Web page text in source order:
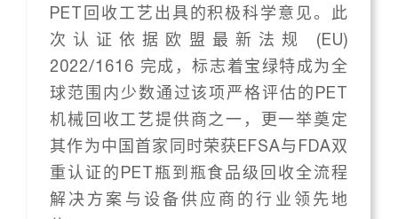
PET回收工艺出具的积极科学意见。此
次认证依据欧盟最新法规 (EU)
2022/1616 完成，标志着宝绿特成为全
球范围内少数通过该项严格评估的PET
机械回收工艺提供商之一，更一举奠定
其作为中国首家同时荣获EFSA与FDA双
重认证的PET瓶到瓶食品级回收全流程
解决方案与设备供应商的行业领先地